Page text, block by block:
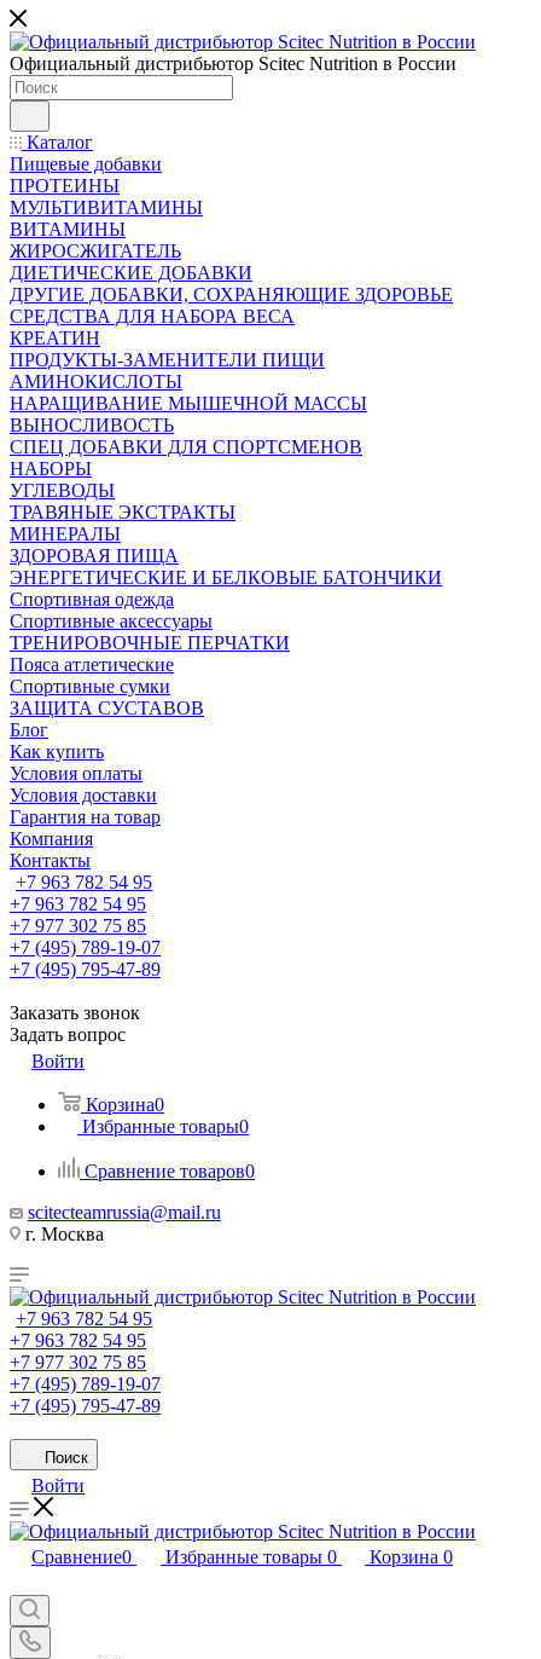
Официальный дистрибьютор Scitec Nutrition в России
Каталог
Пищевые добавки
ПРОТЕИНЫ
МУЛЬТИВИТАМИНЫ
ВИТАМИНЫ
ЖИРОСЖИГАТЕЛЬ
ДИЕТИЧЕСКИЕ ДОБАВКИ
ДРУГИЕ ДОБАВКИ, СОХРАНЯЮЩИЕ ЗДОРОВЬЕ
СРЕДСТВА ДЛЯ НАБОРА ВЕСА
КРЕАТИН
ПРОДУКТЫ-ЗАМЕНИТЕЛИ ПИЩИ
АМИНОКИСЛОТЫ
НАРАЩИВАНИЕ МЫШЕЧНОЙ МАССЫ
ВЫНОСЛИВОСТЬ
СПЕЦ ДОБАВКИ ДЛЯ СПОРТСМЕНОВ
НАБОРЫ
УГЛЕВОДЫ
ТРАВЯНЫЕ ЭКСТРАКТЫ
МИНЕРАЛЫ
ЗДОРОВАЯ ПИЩА
ЭНЕРГЕТИЧЕСКИЕ И БЕЛКОВЫЕ БАТОНЧИКИ
Спортивная одежда
Спортивные аксессуары
ТРЕНИРОВОЧНЫЕ ПЕРЧАТКИ
Пояса атлетические
Спортивные сумки
ЗАЩИТА СУСТАВОВ
Блог
Как купить
Условия оплаты
Условия доставки
Гарантия на товар
Компания
Контакты
+7 963 782 54 95
+7 963 782 54 95
+7 977 302 75 85
+7 (495) 789-19-07
+7 (495) 795-47-89
Заказать звонок
Задать вопрос
Войти
Корзина0
Избранные товары0
Сравнение товаров0
scitecteamrussia@mail.ru
г. Москва
+7 963 782 54 95
+7 963 782 54 95
+7 977 302 75 85
+7 (495) 789-19-07
+7 (495) 795-47-89
Поиск
Войти
Сравнение0 Избранные товары 0 Корзина 0